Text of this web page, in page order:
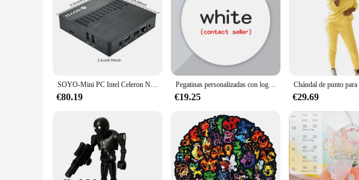
SOYO-Mini PC Intel Celeron N4000, 6 GB de RAM, 64 GB, M.2, SSD, HDMI + VGA, USB 3,0, Win10Pro, ordenador portátil de escritorio, WiFi, Bluetooth 4,2
€80.19
Pegatinas personalizadas con logotipo y nombre del negocio, etiquetas de agradecimiento para embalaje, Diseña tus propias pegatinas, 1000 Uds.
€19.25 €29.69